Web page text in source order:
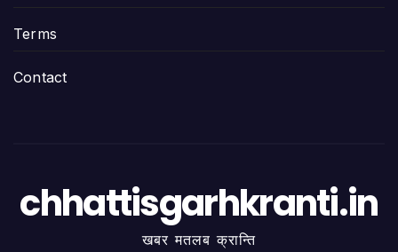
Terms
Contact
chhattisgarhkranti.in
खबर मतलब क्रान्ति